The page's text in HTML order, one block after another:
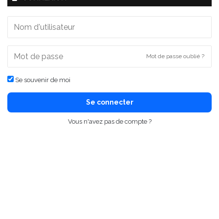
Mot de passe oublié ?
Se souvenir de moi
Se connecter
Vous n'avez pas de compte ?